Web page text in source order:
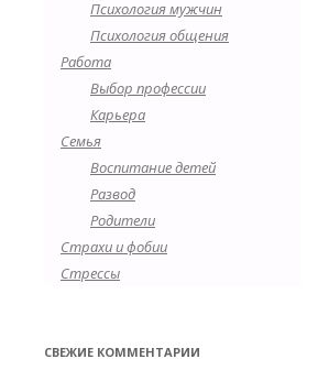
Психология мужчин
Психология общения
Работа
Выбор профессии
Карьера
Семья
Воспитание детей
Развод
Родители
Страхи и фобии
Стрессы
СВЕЖИЕ КОММЕНТАРИИ